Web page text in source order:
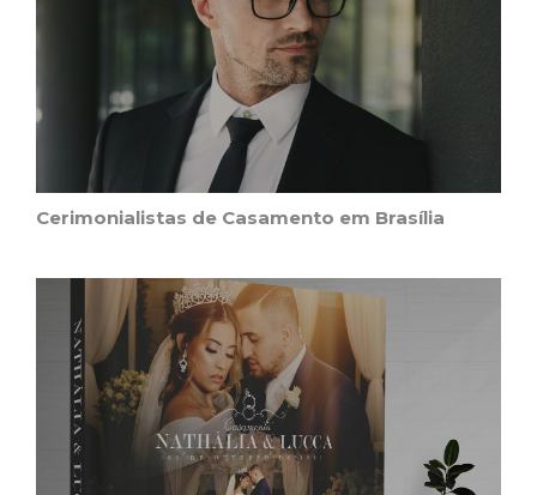
Cerimonialistas de Casamento em Brasília